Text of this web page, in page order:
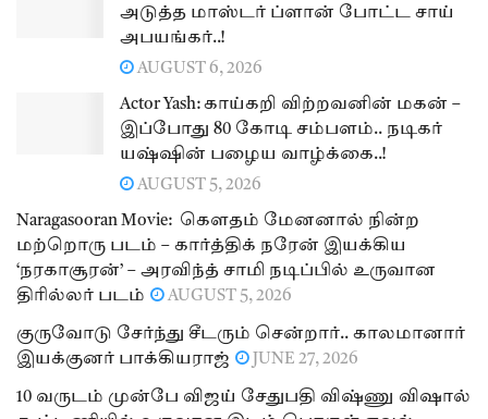
அடுத்த மாஸ்டர் ப்ளான் போட்ட சாய்
அபயங்கர்..!
AUGUST 6, 2026
Actor Yash: காய்கறி விற்றவனின் மகன் –
இப்போது 80 கோடி சம்பளம்.. நடிகர்
யஷ்ஷின் பழைய வாழ்க்கை..!
AUGUST 5, 2026
Naragasooran Movie: கௌதம் மேனனால் நின்ற
மற்றொரு படம் – கார்த்திக் நரேன் இயக்கிய
‘நரகாசூரன்’ – அரவிந்த் சாமி நடிப்பில் உருவான
திரில்லர் படம்
AUGUST 5, 2026
குருவோடு சேர்ந்து சீடரும் சென்றார்.. காலமானார்
இயக்குனர் பாக்கியராஜ்
JUNE 27, 2026
10 வருடம் முன்பே விஜய் சேதுபதி விஷ்ணு விஷால்